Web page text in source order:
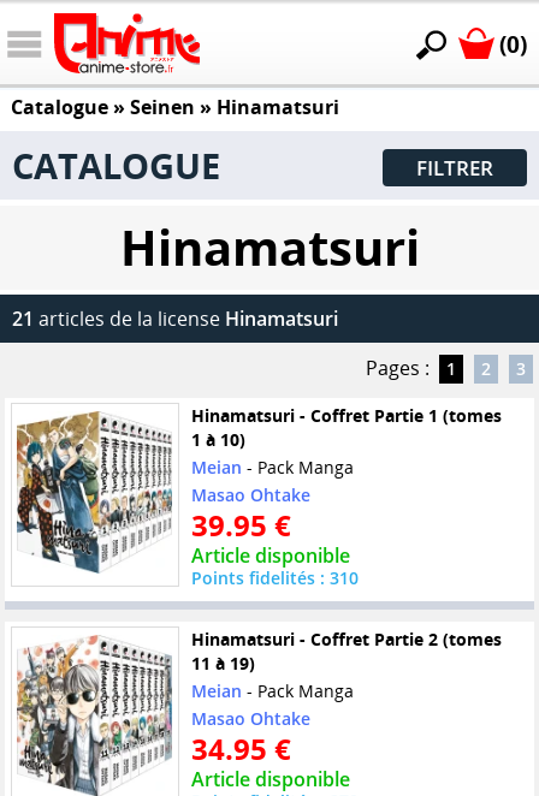
(0)
Catalogue» Seinen » Hinamatsuri
CATALOGUE FILTRER
Hinamatsuri
21 articles de la license Hinamatsuri
Pages :
1 2 3
Hinamatsuri - Coffret Partie 1 (tomes
1 à 10)
Meian - Pack Manga
Masao Ohtake
39.95 €
Article disponible
Points fidelités : 310
Hinamatsuri - Coffret Partie 2 (tomes
11 à 19)
Meian - Pack Manga
Masao Ohtake
34.95 €
Article disponible